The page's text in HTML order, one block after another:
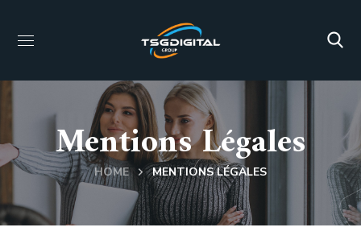
Mentions Légales
HOME MENTIONS LÉGALES